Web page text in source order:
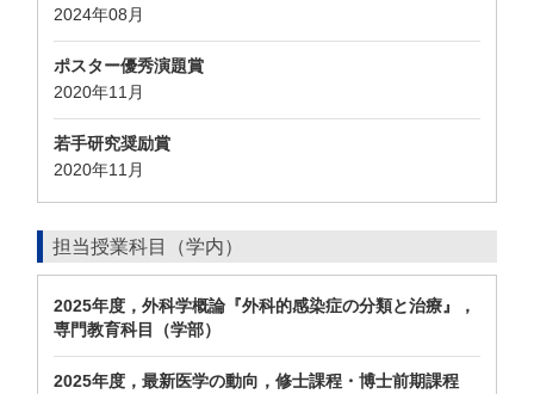
2024年08月
ポスター優秀演題賞
2020年11月
若手研究奨励賞
2020年11月
担当授業科目（学内）
2025年度，外科学概論『外科的感染症の分類と治療』，
専門教育科目（学部）
2025年度，最新医学の動向，修士課程・博士前期課程